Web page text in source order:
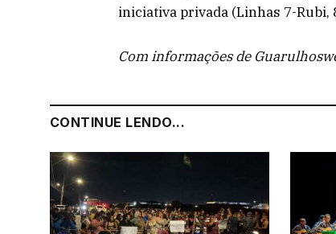
iniciativa privada (Linhas 7-Rubi,
Com informações de
CONTINUE LENDO...